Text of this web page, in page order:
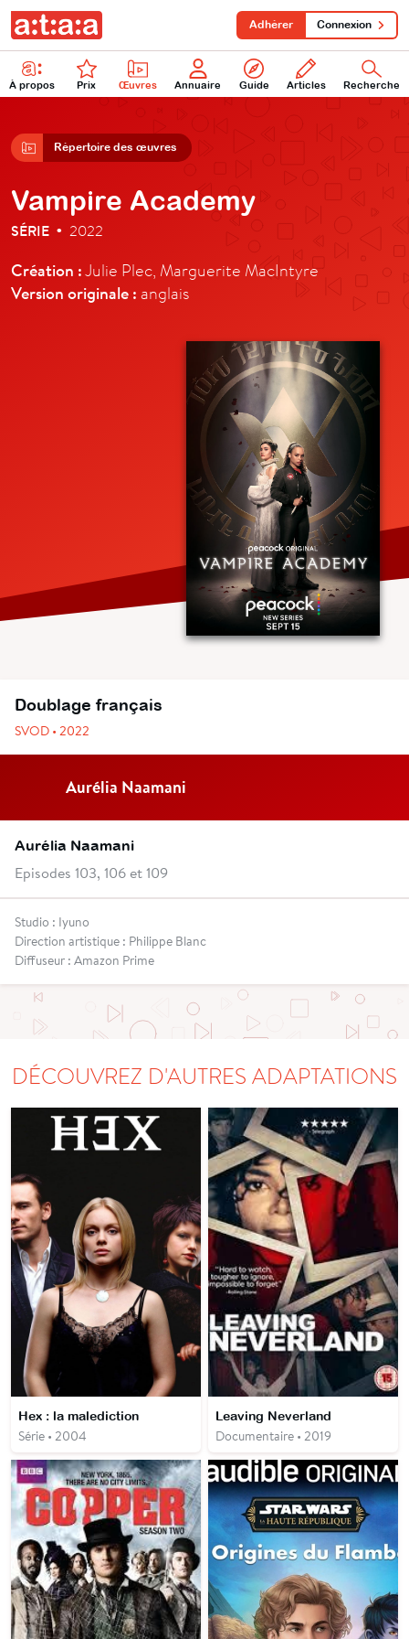
À propos Prix Œuvres Annuaire Guide Articles Recherche
Adhérer Connexion
Répertoire des œuvres
Vampire Academy
SÉRIE • 2022
Création :Julie Plec, Marguerite MacIntyre
Version originale : anglais
Doublage français
SVOD • 2022
Aurélia Naamani
Aurélia Naamani
Episodes 103, 106 et 109
Studio : Iyuno
Direction artistique : Philippe Blanc
Diffuseur : Amazon Prime
DÉCOUVREZ D'AUTRES ADAPTATIONS
Hex : la malediction
Série • 2004
Leaving Neverland
Documentaire • 2019